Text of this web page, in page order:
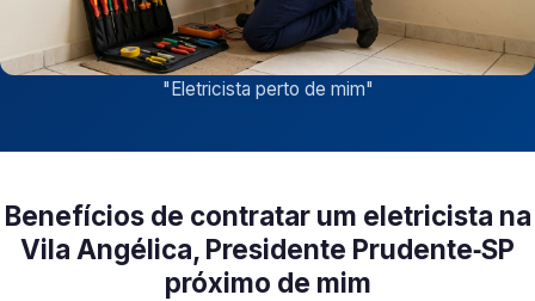
"Eletricista perto de mim"
Benefícios de contratar um eletricista na
Vila Angélica, Presidente Prudente‑SP
próximo de mim